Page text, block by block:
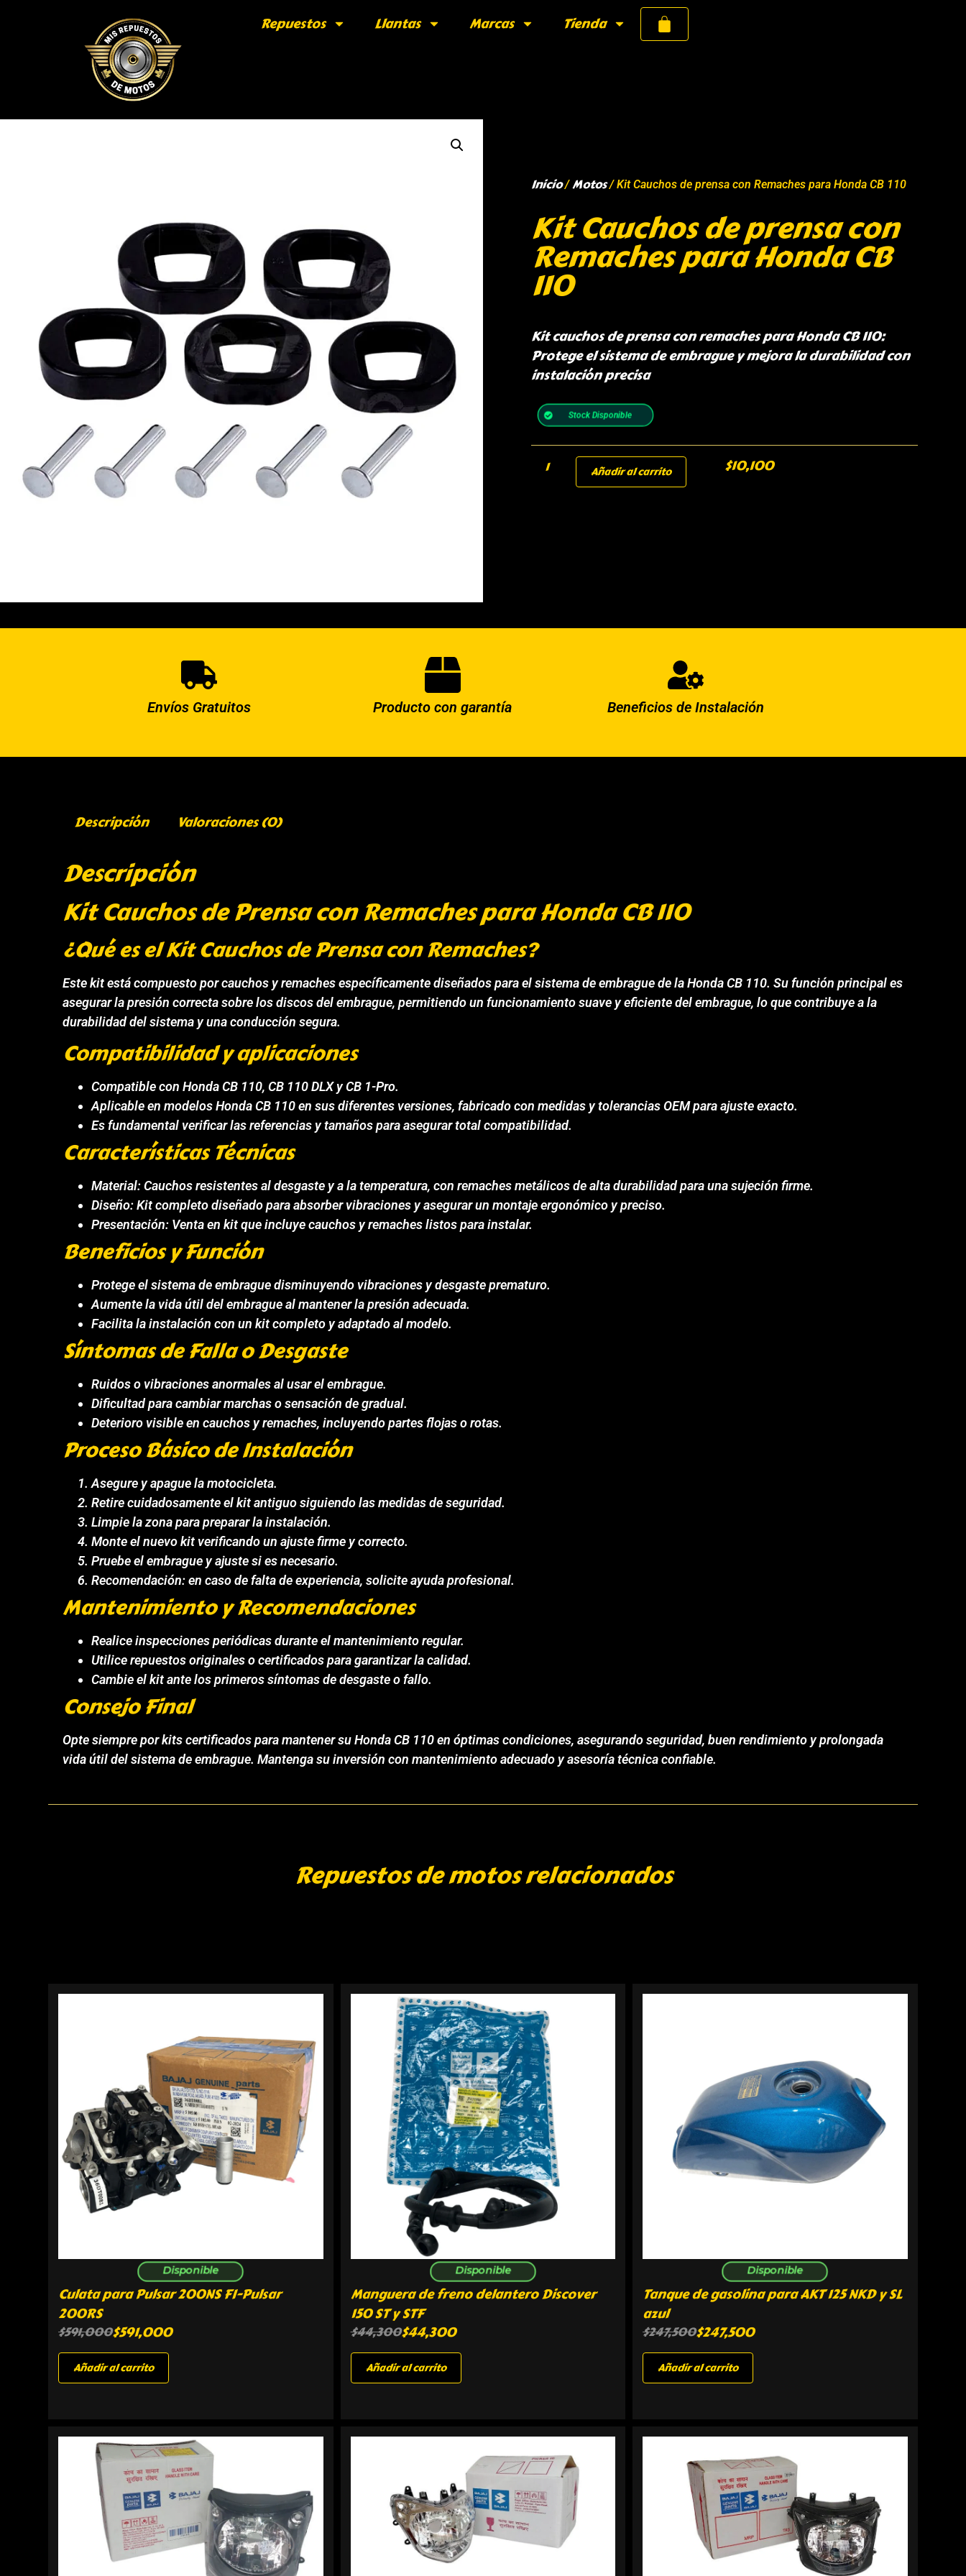
Repuestos Llantas Marcas Tienda
Inicio/Motos/ Kit Cauchos de prensa con Remaches para Honda CB 110
Kit Cauchos de prensa con
Remaches para Honda CB
110
Kit cauchos de prensa con remaches para Honda CB 110:
Protege el sistema de embrague y mejora la durabilidad con
instalación precisa
Stock Disponible
$10,100
Añadir al carrito
Envíos Gratuitos Producto con garantía Beneficios de Instalación
Descripción Valoraciones (0)
Descripción
Kit Cauchos de Prensa con Remaches para Honda CB 110
¿Qué es el Kit Cauchos de Prensa con Remaches?
Este kit está compuesto por cauchos y remaches específicamente diseñados para el sistema de embrague de la Honda CB 110. Su función principal es
asegurar la presión correcta sobre los discos del embrague, permitiendo un funcionamiento suave y eficiente del embrague, lo que contribuye a la
durabilidad del sistema y una conducción segura.
Compatibilidad y aplicaciones
Compatible con Honda CB 110, CB 110 DLX y CB 1-Pro.
Aplicable en modelos Honda CB 110 en sus diferentes versiones, fabricado con medidas y tolerancias OEM para ajuste exacto.
Es fundamental verificar las referencias y tamaños para asegurar total compatibilidad.
Características Técnicas
Material: Cauchos resistentes al desgaste y a la temperatura, con remaches metálicos de alta durabilidad para una sujeción firme.
Diseño: Kit completo diseñado para absorber vibraciones y asegurar un montaje ergonómico y preciso.
Presentación: Venta en kit que incluye cauchos y remaches listos para instalar.
Beneficios y Función
Protege el sistema de embrague disminuyendo vibraciones y desgaste prematuro.
Aumente la vida útil del embrague al mantener la presión adecuada.
Facilita la instalación con un kit completo y adaptado al modelo.
Síntomas de Falla o Desgaste
Ruidos o vibraciones anormales al usar el embrague.
Dificultad para cambiar marchas o sensación de gradual.
Deterioro visible en cauchos y remaches, incluyendo partes flojas o rotas.
Proceso Básico de Instalación
Asegure y apague la motocicleta.
Retire cuidadosamente el kit antiguo siguiendo las medidas de seguridad.
Limpie la zona para preparar la instalación.
Monte el nuevo kit verificando un ajuste firme y correcto.
Pruebe el embrague y ajuste si es necesario.
Recomendación: en caso de falta de experiencia, solicite ayuda profesional.
Mantenimiento y Recomendaciones
Realice inspecciones periódicas durante el mantenimiento regular.
Utilice repuestos originales o certificados para garantizar la calidad.
Cambie el kit ante los primeros síntomas de desgaste o fallo.
Consejo Final
Opte siempre por kits certificados para mantener su Honda CB 110 en óptimas condiciones, asegurando seguridad, buen rendimiento y prolongada
vida útil del sistema de embrague. Mantenga su inversión con mantenimiento adecuado y asesoría técnica confiable.
Repuestos de motos relacionados
Disponible
Culata para Pulsar 200NS FI-Pulsar
200RS
$591,000$591,000
Añadir al carrito
Disponible
Manguera de freno delantero Discover
150 ST y STF
$44,300$44,300
Añadir al carrito
Disponible
Tanque de gasolina para AKT 125 NKD y SL
azul
$247,500$247,500
Añadir al carrito